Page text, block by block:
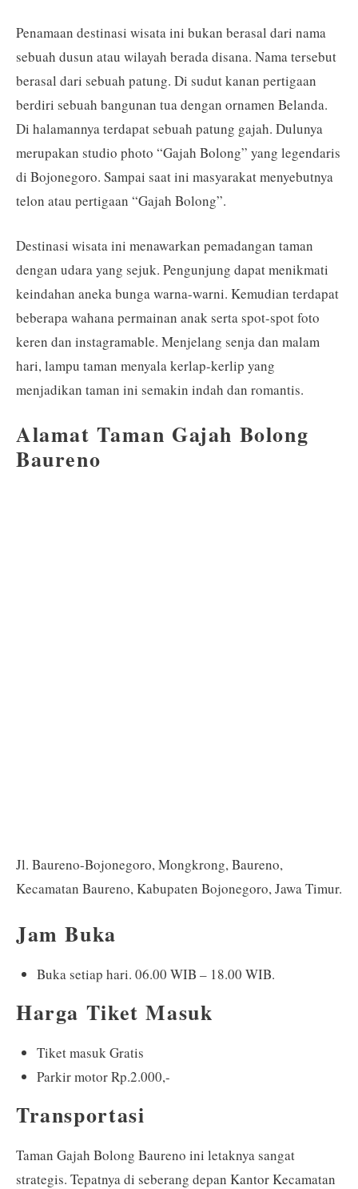
Penamaan destinasi wisata ini bukan berasal dari nama
sebuah dusun atau wilayah berada disana. Nama tersebut
berasal dari sebuah patung. Di sudut kanan pertigaan
berdiri sebuah bangunan tua dengan ornamen Belanda.
Di halamannya terdapat sebuah patung gajah. Dulunya
merupakan studio photo “Gajah Bolong” yang legendaris
di Bojonegoro. Sampai saat ini masyarakat menyebutnya
telon atau pertigaan “Gajah Bolong”.
Destinasi wisata ini menawarkan pemadangan taman
dengan udara yang sejuk. Pengunjung dapat menikmati
keindahan aneka bunga warna-warni. Kemudian terdapat
beberapa wahana permainan anak serta spot-spot foto
keren dan instagramable. Menjelang senja dan malam
hari, lampu taman menyala kerlap-kerlip yang
menjadikan taman ini semakin indah dan romantis.
Alamat Taman Gajah Bolong
Baureno
Jl. Baureno-Bojonegoro, Mongkrong, Baureno,
Kecamatan Baureno, Kabupaten Bojonegoro, Jawa Timur.
Jam Buka
Buka setiap hari. 06.00 WIB – 18.00 WIB.
Harga Tiket Masuk
Tiket masuk Gratis
Parkir motor Rp.2.000,-
Transportasi
Taman Gajah Bolong Baureno ini letaknya sangat
strategis. Tepatnya di seberang depan Kantor Kecamatan